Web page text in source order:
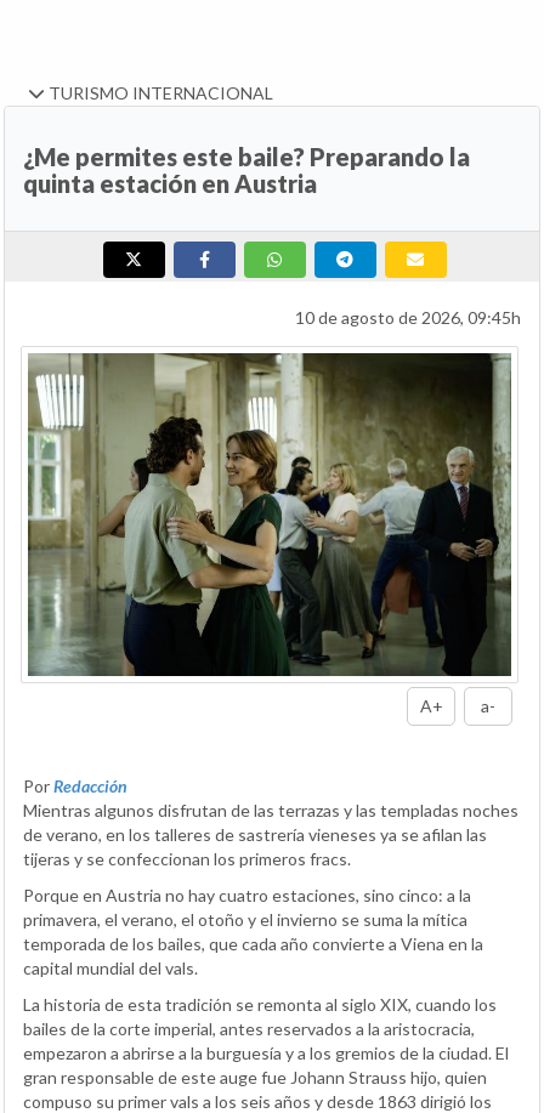
TURISMO INTERNACIONAL
¿Me permites este baile? Preparando la
quinta estación en Austria
10 de agosto de 2026, 09:45h
A+ a-
PorRedacción
Mientras algunos disfrutan de las terrazas y las templadas noches
de verano, en los talleres de sastrería vieneses ya se afilan las
tijeras y se confeccionan los primeros fracs.
Porque en Austria no hay cuatro estaciones, sino cinco: a la
primavera, el verano, el otoño y el invierno se suma la mítica
temporada de los bailes, que cada año convierte a Viena en la
capital mundial del vals.
La historia de esta tradición se remonta al siglo XIX, cuando los
bailes de la corte imperial, antes reservados a la aristocracia,
empezaron a abrirse a la burguesía y a los gremios de la ciudad. El
gran responsable de este auge fue Johann Strauss hijo, quien
compuso su primer vals a los seis años y desde 1863 dirigió los